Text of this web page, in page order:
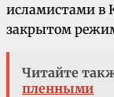
исламистами в
закрытом
Читайте
пленными